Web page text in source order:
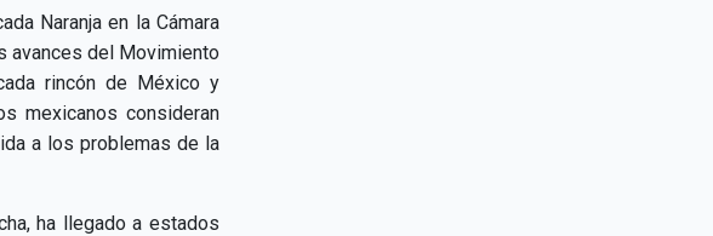
Naranja en la Cámara
avances del Movimiento
rincón de México y
mexicanos consideran
a los problemas de la
ha llegado a estados